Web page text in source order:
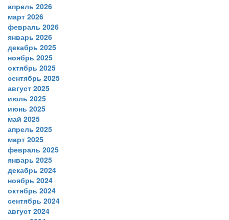
апрель 2026
март 2026
февраль 2026
январь 2026
декабрь 2025
ноябрь 2025
октябрь 2025
сентябрь 2025
август 2025
июль 2025
июнь 2025
май 2025
апрель 2025
март 2025
февраль 2025
январь 2025
декабрь 2024
ноябрь 2024
октябрь 2024
сентябрь 2024
август 2024